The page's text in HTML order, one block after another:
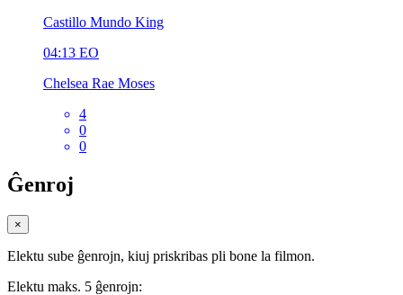
Castillo Mundo King
04:13 EO
Chelsea Rae Moses
4
0
0
Ĝenroj
×
Elektu sube ĝenrojn, kiuj priskribas pli bone la filmon.
Elektu maks. 5 ĝenrojn: